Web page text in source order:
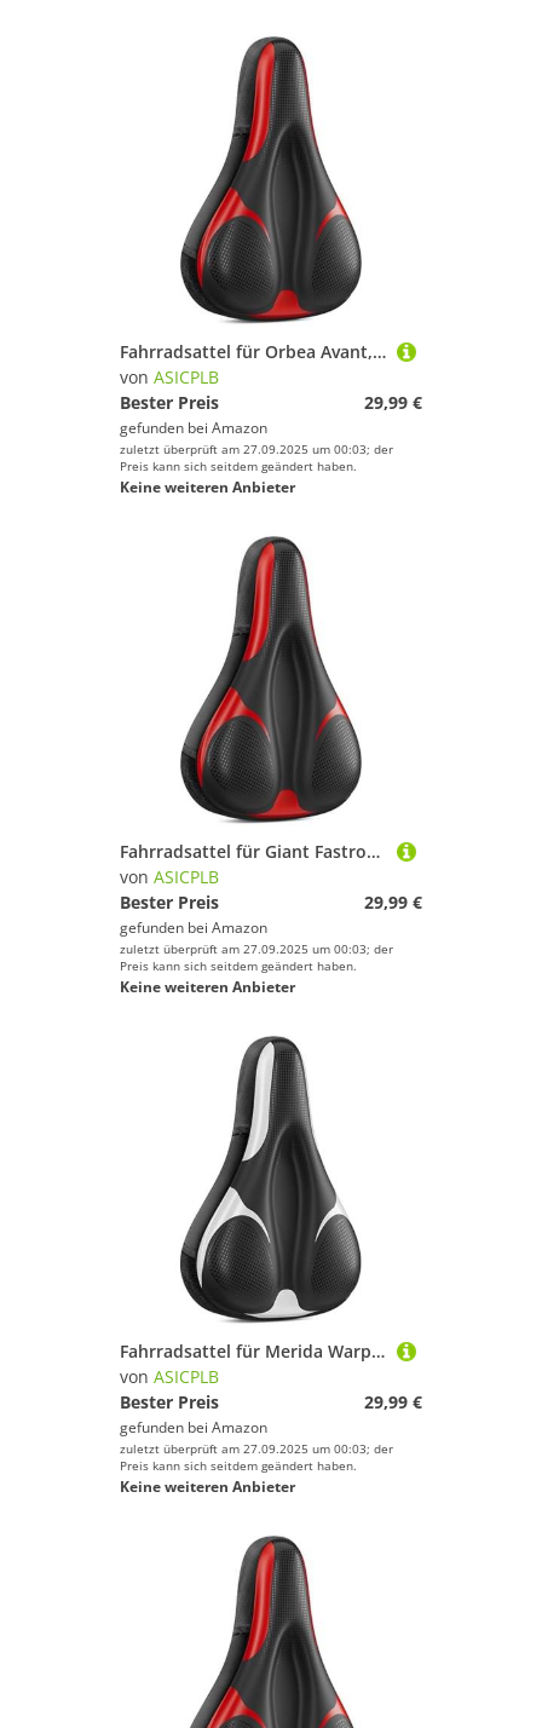
Fahrradsattel für Orbea Avant, Bequemer Stoßdämpfender PU-Fahrradsitzkissen, Atmungsaktiv Mountainbikesättel für Tägliche Reisen und Wandern, C
von ASICPLB
Bester Preis
29,99 €
gefunden bei Amazon
zuletzt überprüft am 27.09.2025 um 00:03; der
Preis kann sich seitdem geändert haben.
Keine weiteren Anbieter
Fahrradsattel für Giant Fastroad Advanced Fastroad SLR Fathom Fathom 1 Fathom 2, Bequemer Stoßdämpfender PU-Fahrradsitzkissen, Atmungsaktiv Mountainbikesättel für Tägliche Reisen und Wandern
von ASICPLB
Bester Preis
29,99 €
gefunden bei Amazon
zuletzt überprüft am 27.09.2025 um 00:03; der
Preis kann sich seitdem geändert haben.
Keine weiteren Anbieter
Fahrradsattel für Merida Warp, Bequemer Stoßdämpfender PU-Fahrradsitzkissen, Atmungsaktiv Mountainbikesättel für Tägliche Reisen und Wandern, B
von ASICPLB
Bester Preis
29,99 €
gefunden bei Amazon
zuletzt überprüft am 27.09.2025 um 00:03; der
Preis kann sich seitdem geändert haben.
Keine weiteren Anbieter